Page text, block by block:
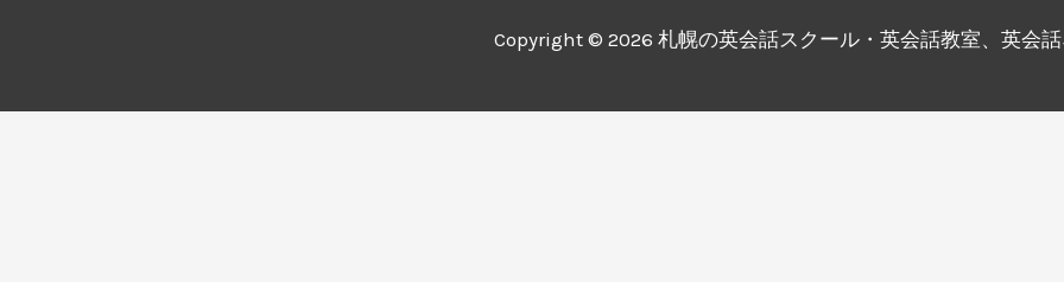
Copyright © 2026 札幌の英会話スクール・英会話教室、英会